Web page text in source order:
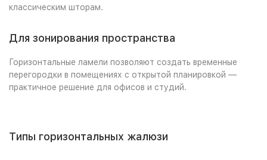
классическим шторам.
Для зонирования пространства
Горизонтальные ламели позволяют создать временные
перегородки в помещениях с открытой планировкой —
практичное решение для офисов и студий.
Типы горизонтальных жалюзи